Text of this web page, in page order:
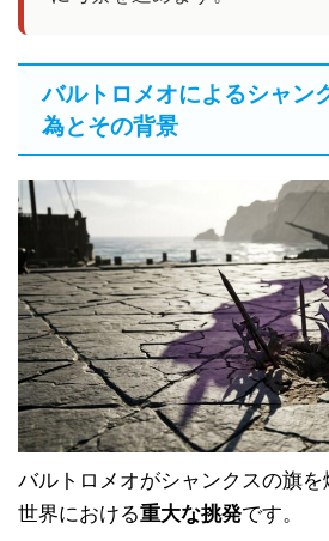
バルトロメオによるシャン
為とその背景
バルトロメオがシャンクスの旗
世界における重大な挑発です。